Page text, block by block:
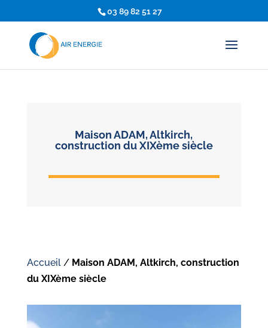
03 89 82 51 27
Maison ADAM, Altkirch,
construction du XIXème siècle
Accueil/ Maison ADAM, Altkirch, construction
du XIXème siècle